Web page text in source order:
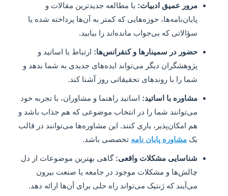
مرور عمیق ادبیات: با مطالعه جدیدترین مقالات و
پایان‌نامه‌ها، حوزه‌هایی که کمتر به آن‌ها پرداخته شده یا
سؤالاتی که بی‌جواب مانده‌اند را بیابید.
حضور در سمینارها و کنفرانس‌ها: ارتباط با اساتید و
پژوهشگران دیگر می‌تواند ایده‌های جدیدی به شما بدهد و
شما را با روندهای تحقیقاتی روز آشنا کند.
مشاوره با اساتید: اساتید راهنما و مشاوران، با تجربه خود
می‌توانند شما را در انتخاب موضوعی که هم جذاب باشد و
هم امکان‌پذیر، یاری کنند. این مشاوره‌ها می‌توانند در قالب
یک مشاوره پایان نامه تخصصی باشد.
شناسایی مشکلات واقعی: گاهی بهترین موضوعات از دل
چالش‌ها و مشکلات موجود در جامعه یا صنعت بیرون
می‌آیند که ژنتیک می‌تواند راه حلی برای آن‌ها ارائه دهد.